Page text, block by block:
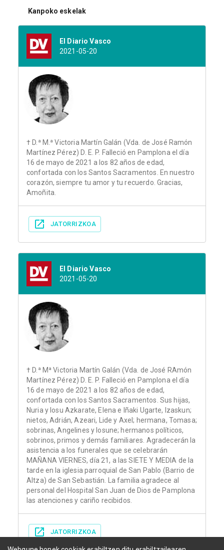
Kanpoko eskelak
El Diario Vasco
2021-05-20
† D.ª M.ª Victoria Martín Galán (Vda. de José Ramón
Martínez Pérez) D. E. P. Falleció en Pamplona el día
16 de mayo de 2021 a los 82 años de edad,
confortada con los Santos Sacramentos. En nuestro
corazón, siempre tu amor y tu recuerdo. Gracias,
Amoñita.
JATORRIZKOA
El Diario Vasco
2021-05-20
† D.ª Mª Victoria Martín Galán (Vda. de José RAmón
Martínez Pérez) D. E. P. Falleció en Pamplona el día
16 de mayo de 2021 a los 82 años de edad,
confortada con los Santos Sacramentos. Sus hijas,
Nuria y Iosu Azkarate, Elena e Iñaki Ugarte, Izaskun;
nietos, Adrián, Azeari, Lide y Axel; hermana, Tomasa;
sobrinas, Angelines y Iosune; hermanos políticos,
sobrinos, primos y demás familiares. Agradecerán la
asistencia a los funerales que se celebrarán
MAÑANA VIERNES, día 21, a las SIETE Y MEDIA de la
tarde en la iglesia parroquial de San Pablo (Barrio de
Altza) de San Sebastián. La familia agradece al
personal del Hospital San Juan de Dios de Pamplona
las atenciones y cariño recibidos.
JATORRIZKOA